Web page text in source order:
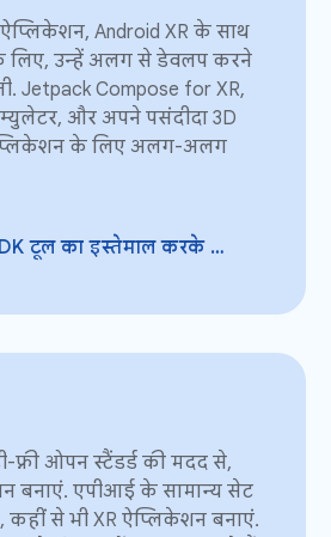
Android XR के साथ
उन्हें अलग से डेवलप करने
Jetpack Compose for XR,
और अपने पसंदीदा 3D
के लिए अलग-अलग
इस्तेमाल करके ऐप्लिकेशन बनाना
फ़्री ओपन स्टैंडर्ड की मदद से,
बनाएं. एपीआई के सामान्य सेट
से भी XR ऐप्लिकेशन बनाएं.